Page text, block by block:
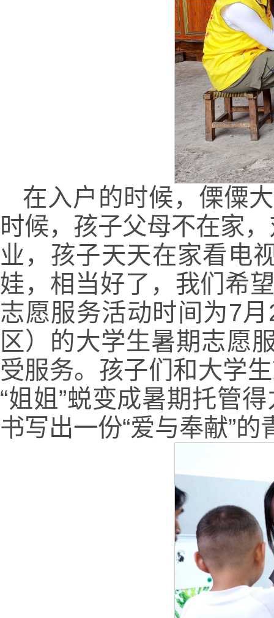
在入户的时候，傈僳
时候，孩子父母不在家
业，孩子天天在家看电
娃，相当好了，我们希
志愿服务活动时间为7
区）的大学生暑期志愿
受服务。孩子们和大学
“姐姐”蜕变成暑期托管
书写出一份“爱与奉献”的